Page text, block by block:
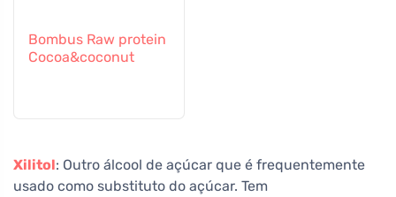
Bombus Raw protein
Cocoa&coconut
Xilitol: Outro álcool de açúcar que é frequentemente
usado como substituto do açúcar. Tem